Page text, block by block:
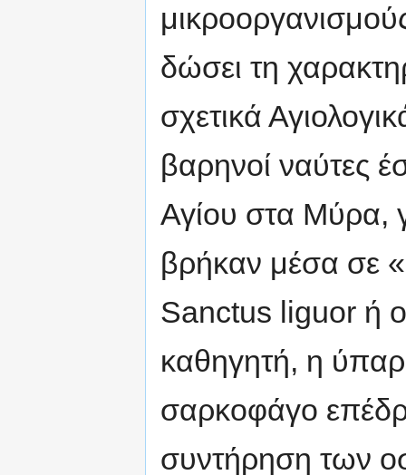
δώσει τη
σχετικά
βαρηνοί ναύτες
Αγίου στα Μύρα,
βρήκαν μέσα σε
Sanctus liguor ή
καθηγητή, η
σαρκοφάγο
συντήρηση των